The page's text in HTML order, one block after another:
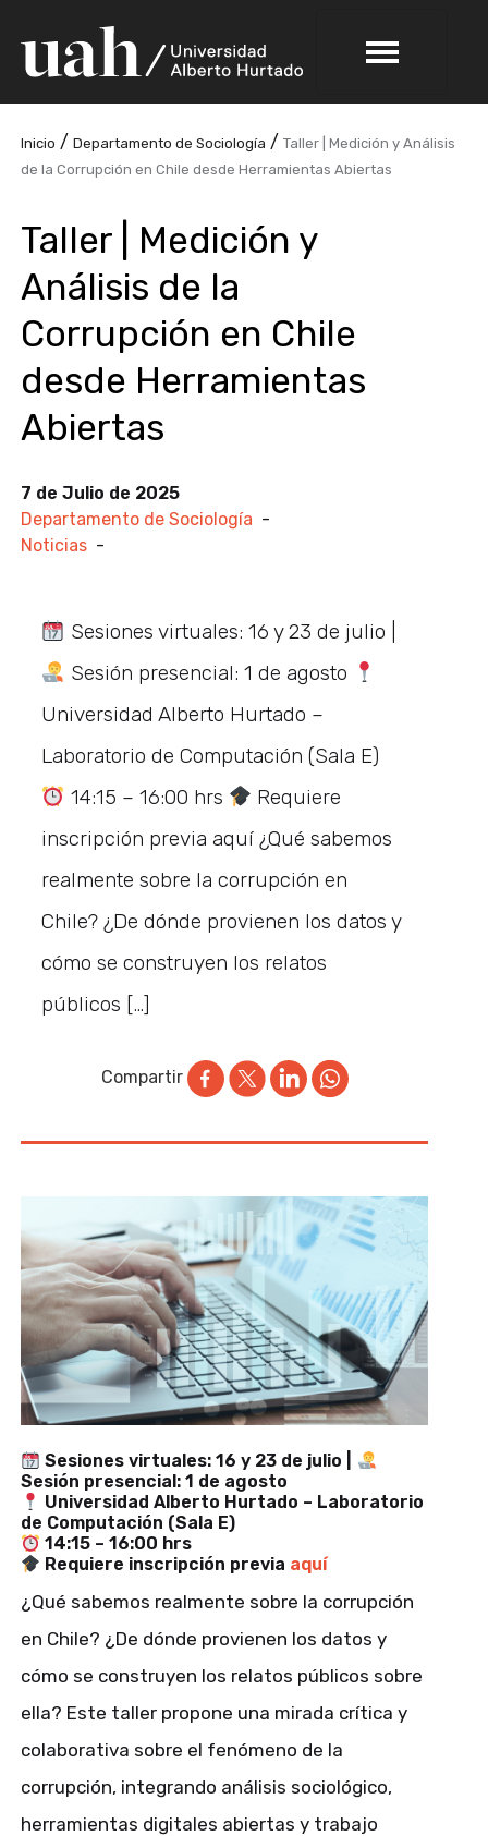
Inicio /Departamento de Sociología /Taller | Medición y Análisis
de la Corrupción en Chile desde Herramientas Abiertas
Taller | Medición y
Análisis de la
Corrupción en Chile
desde Herramientas
Abiertas
7 de Julio de 2025
Departamento de Sociología -
Noticias -
Sesiones virtuales: 16 y 23 de julio |
Sesión presencial: 1 de agosto
Universidad Alberto Hurtado –
Laboratorio de Computación (Sala E)
14:15 – 16:00 hrs
Requiere
inscripción previa aquí ¿Qué sabemos
realmente sobre la corrupción en
Chile? ¿De dónde provienen los datos y
cómo se construyen los relatos
públicos […]
Compartir
Sesiones virtuales: 16 y 23 de julio |
Sesión presencial: 1 de agosto
Universidad Alberto Hurtado – Laboratorio
de Computación (Sala E)
14:15 – 16:00 hrs
Requiere inscripción previa aquí
¿Qué sabemos realmente sobre la corrupción
en Chile? ¿De dónde provienen los datos y
cómo se construyen los relatos públicos sobre
ella? Este taller propone una mirada crítica y
colaborativa sobre el fenómeno de la
corrupción, integrando análisis sociológico,
herramientas digitales abiertas y trabajo